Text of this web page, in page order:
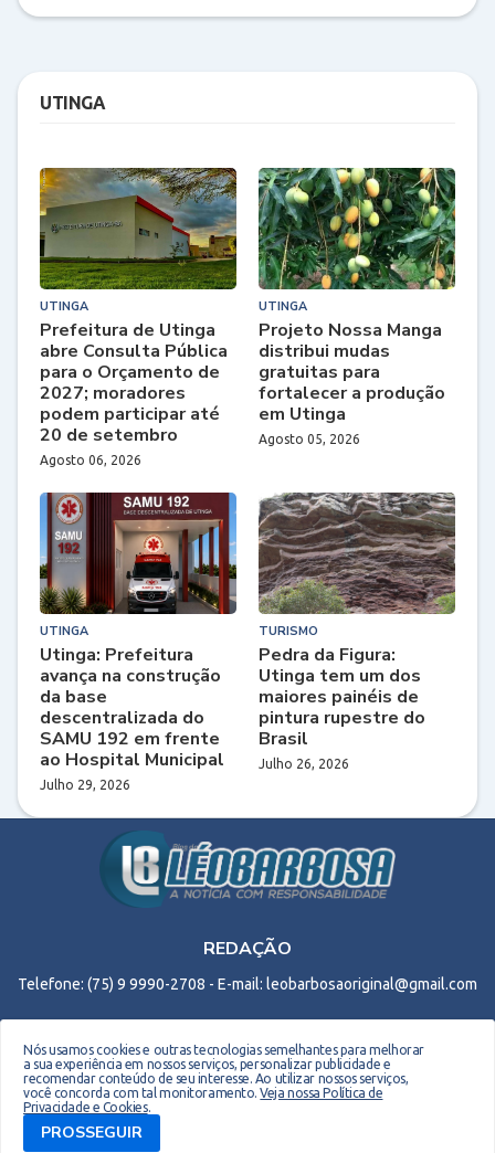
UTINGA
UTINGA
Prefeitura de Utinga
abre Consulta Pública
para o Orçamento de
2027; moradores
podem participar até
20 de setembro
Agosto 06, 2026
UTINGA
Projeto Nossa Manga
distribui mudas
gratuitas para
fortalecer a produção
em Utinga
Agosto 05, 2026
UTINGA
Utinga: Prefeitura
avança na construção
da base
descentralizada do
SAMU 192 em frente
ao Hospital Municipal
Julho 29, 2026
TURISMO
Pedra da Figura:
Utinga tem um dos
maiores painéis de
pintura rupestre do
Brasil
Julho 26, 2026
REDAÇÃO
Telefone: (75) 9 9990-2708 - E-mail: leobarbosaoriginal@gmail.com
Copyright © 2026 EM Webdesign. Todos os direitos reservados. Desenvolvido por -
Nós usamos cookies e outras tecnologias semelhantes para melhorar
a sua experiência em nossos serviços, personalizar publicidade e
recomendar conteúdo de seu interesse. Ao utilizar nossos serviços,
você concorda com tal monitoramento.Veja nossa Política de
Privacidade e Cookies.
PROSSEGUIR